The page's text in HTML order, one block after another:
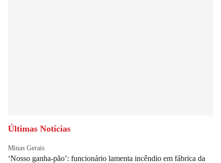
Últimas Notícias
Minas Gerais
‘Nosso ganha-pão’: funcionário lamenta incêndio em fábrica da